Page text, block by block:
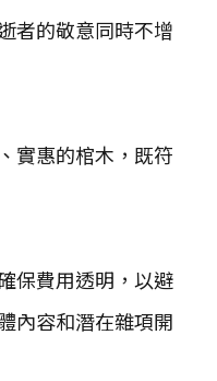
者的敬意同時不增
實惠的棺木，既符
保費用透明，以避
內容和潛在雜項開